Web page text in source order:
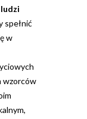
spełnić
w
wzorców